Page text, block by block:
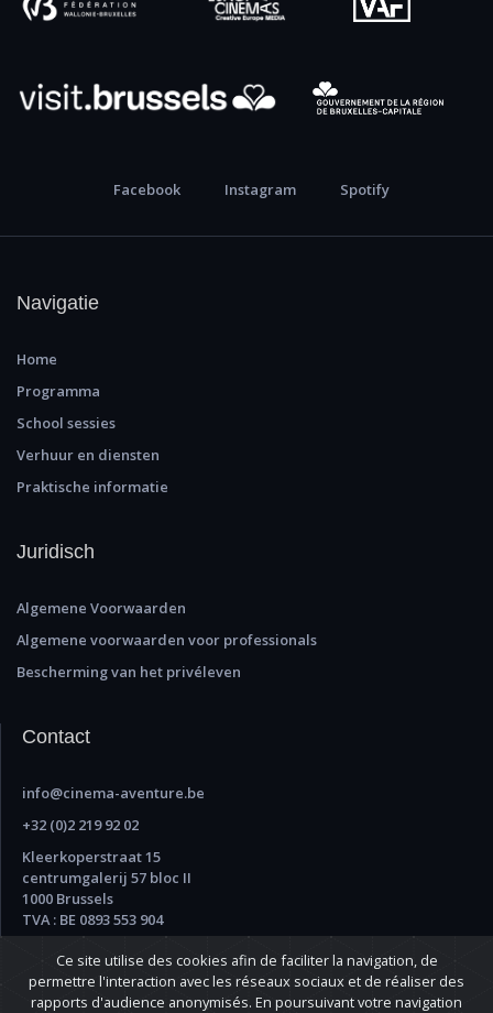
Ce site utilise des cookies afin de faciliter la navigation, de
permettre l'interaction avec les réseaux sociaux et de réaliser des
rapports d'audience anonymisés. En poursuivant votre navigation
Facebook Instagram Spotify
Navigatie
Home
Programma
School sessies
Verhuur en diensten
Praktische informatie
Juridisch
Algemene Voorwaarden
Algemene voorwaarden voor professionals
Bescherming van het privéleven
Contact
info@cinema-aventure.be
+32 (0)2 219 92 02
Kleerkoperstraat 15
centrumgalerij 57 bloc II
1000 Brussels
TVA : BE 0893 553 904